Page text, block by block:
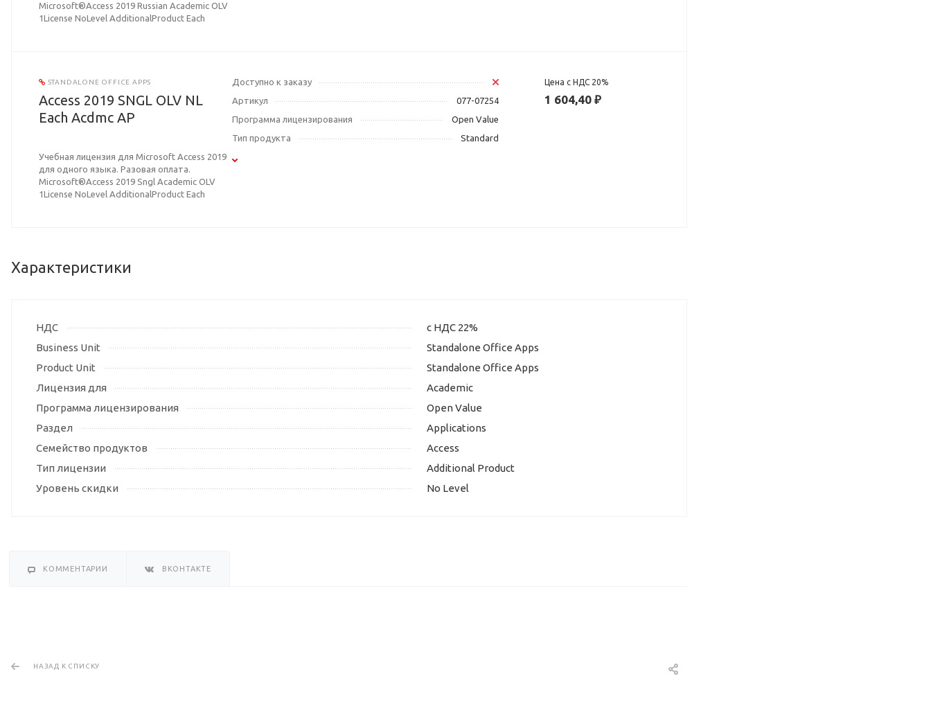
Microsoft®Access 2019 Russian Academic OLV
1License NoLevel AdditionalProduct Each
STANDALONE OFFICE APPS
Access 2019 SNGL OLV NL
Each Acdmc AP
Учебная лицензия для Microsoft Access 2019
для одного языка. Разовая оплата.
Microsoft®Access 2019 Sngl Academic OLV
1License NoLevel AdditionalProduct Each
Доступно к заказу
Артикул
077-07254
Программа лицензирования
Open Value
Тип продукта
Standard
Цена с НДС 20%
1 604,40 ₽
Характеристики
НДС
с НДС 22%
Business Unit
Standalone Office Apps
Product Unit
Standalone Office Apps
Лицензия для
Academic
Программа лицензирования
Open Value
Раздел
Applications
Семейство продуктов
Access
Тип лицензии
Additional Product
Уровень скидки
No Level
КОММЕНТАРИИ ВКОНТАКТЕ
НАЗАД К СПИСКУ